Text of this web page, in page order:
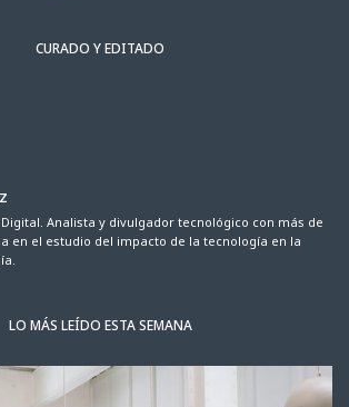
CURADO Y EDITADO
Analista y divulgador tecnológico con más de
en el estudio del impacto de la tecnología en la
LO MÁS LEÍDO ESTA SEMANA